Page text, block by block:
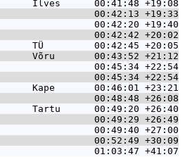
Ilves      00:41:48 +19:08
00:42:13 +19:33
00:42:20 +19:40
00:42:42 +20:02
TÜ         00:42:45 +20:05
Võru       00:43:52 +21:12
00:45:34 +22:54
00:45:34 +22:54
Kape       00:46:01 +23:21
00:48:48 +26:08
Tartu      00:49:20 +26:40
00:49:29 +26:49
00:49:40 +27:00
00:52:49 +30:09
01:03:47 +41:07